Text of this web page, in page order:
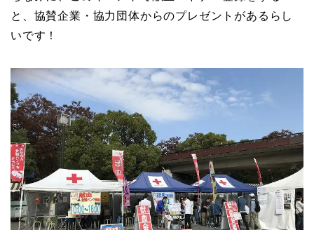
と、協賛企業・協力団体からのプレゼントがあるらし
いです！